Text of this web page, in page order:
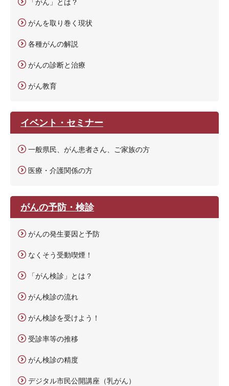
がんを取り巻く現状
各種がんの解説
がんの診断と治療
がん教育
イベント・セミナー
一般県民、がん患者さん、ご家族の方
医療・介護関係の方
がんの予防・検診
がんの発生要因と予防
なくそう受動喫煙！
「がん検診」とは？
がん検診の流れ
がん検診を受けよう！
受診率等の推移
がん検診の精度
デジタル市民公開講座（乳がん）